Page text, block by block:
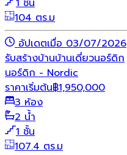
1 ชั้น
104 ตร.ม
อัปเดตเมื่อ 03/07/2026
รับสร้างบ้านบ้านเดี่ยวนอร์ดิก
นอร์ดิก - Nordic
ราคาเริ่มต้น฿1,950,000
3 ห้อง
2 น้ำ
1 ชั้น
107.4 ตร.ม